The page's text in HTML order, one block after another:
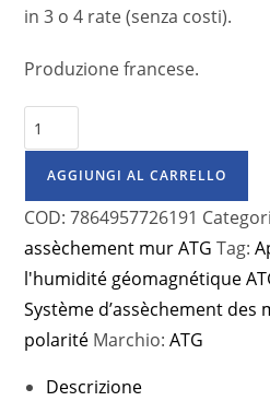
in 3 o 4 rate (senza costi).
Produzione francese.
AGGIUNGI AL CARRELLO
COD:7864957726191
assèchement mur ATG Tag:
l'humidité géomagnétique
Système d’assèchement
polarité Marchio:ATG
Descrizione